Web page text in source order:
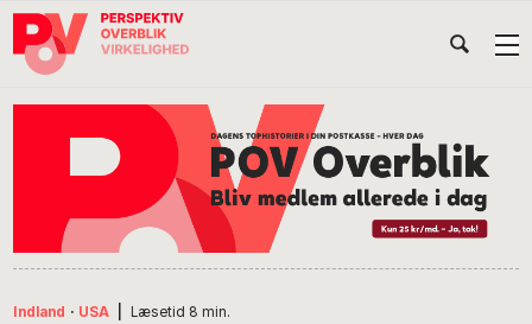
Gå
direkte
Skip
indhold
Gå
direkte
Indland · USA Læsetid 8 min.